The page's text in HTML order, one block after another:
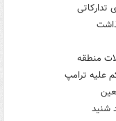
تدارکاتی
منطقه
علیه ترامپ
شنید